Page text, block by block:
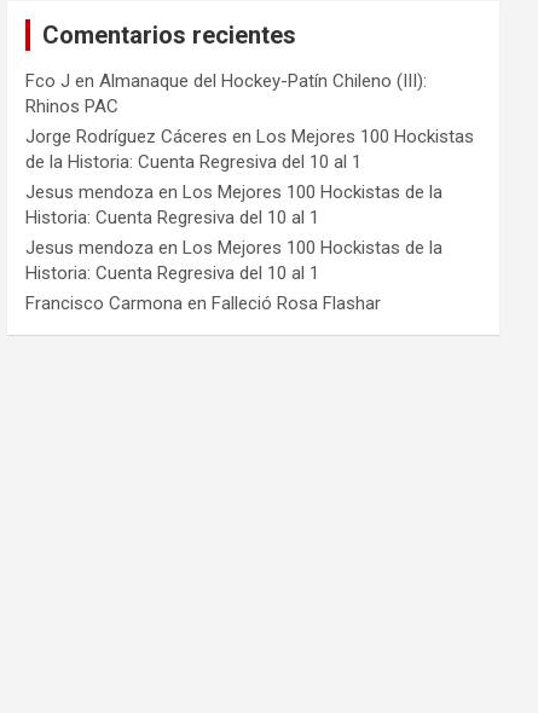
Comentarios recientes
Fco J enAlmanaque del Hockey-Patín Chileno (III):
Rhinos PAC
Jorge Rodríguez Cáceres enLos Mejores 100 Hockistas
de la Historia: Cuenta Regresiva del 10 al 1
Jesus mendoza enLos Mejores 100 Hockistas de la
Historia: Cuenta Regresiva del 10 al 1
Jesus mendoza enLos Mejores 100 Hockistas de la
Historia: Cuenta Regresiva del 10 al 1
Francisco Carmona enFalleció Rosa Flashar